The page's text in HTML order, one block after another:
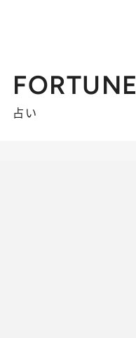
FORTUNE
占い